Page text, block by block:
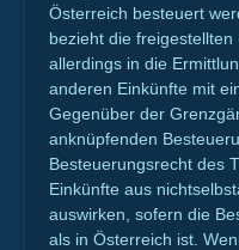
Österreich besteuert
bezieht die
allerdings in die
anderen Einkünfte mit
Gegenüber der
anknüpfenden
Besteuerungsrecht des
Einkünfte aus
auswirken, sofern die
als in Österreich ist.